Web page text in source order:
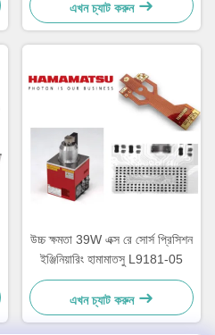
এখন চ্যাট করুন
উচ্চ ক্ষমতা 39W এক্স রে সোর্স প্রিসিশন
ইঞ্জিনিয়ারিং হামামাতসু L9181-05
এখন চ্যাট করুন